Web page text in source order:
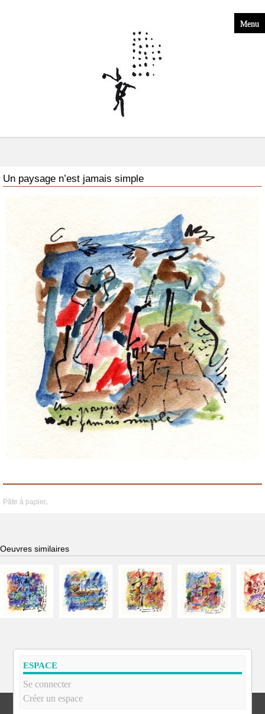
Menu
Un paysage n’est jamais simple
Pâte à papier.
Oeuvres similaires
ESPACE
Se connecter
Créer un espace